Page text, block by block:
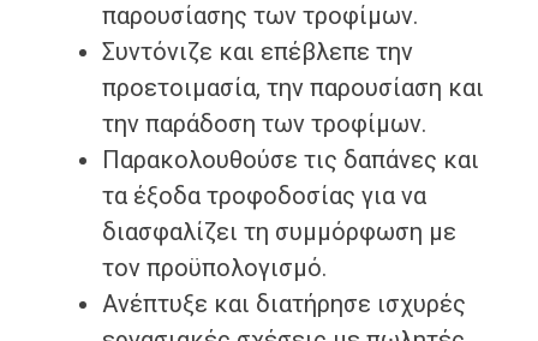
παρουσίασης των τροφίμων.
Συντόνιζε και επέβλεπε την
προετοιμασία, την παρουσίαση και
την παράδοση των τροφίμων.
Παρακολουθούσε τις δαπάνες και
τα έξοδα τροφοδοσίας για να
διασφαλίζει τη συμμόρφωση με
τον προϋπολογισμό.
Ανέπτυξε και διατήρησε ισχυρές